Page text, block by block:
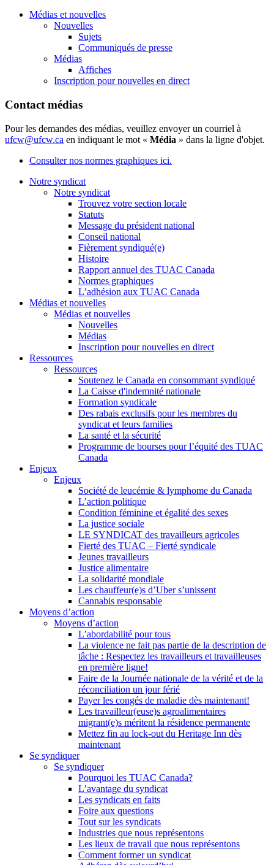
Médias et nouvelles
Nouvelles
Sujets
Communiqués de presse
Médias
Affiches
Inscription pour nouvelles en direct
Contact médias
Pour les demandes des médias, veuillez envoyer un courriel à
ufcw@ufcw.ca en indiquant le mot « Média » dans la ligne d'objet.
Consulter nos normes graphiques ici.
Notre syndicat
Notre syndicat
Trouvez votre section locale
Statuts
Message du président national
Conseil national
Fièrement syndiqué(e)
Histoire
Rapport annuel des TUAC Canada
Normes graphiques
L’adhésion aux TUAC Canada
Médias et nouvelles
Médias et nouvelles
Nouvelles
Médias
Inscription pour nouvelles en direct
Ressources
Ressources
Soutenez le Canada en consommant syndiqué
La Caisse d'indemnité nationale
Formation syndicale
Des rabais exclusifs pour les membres du
syndicat et leurs families
La santé et la sécurité
Programme de bourses pour l’équité des TUAC
Canada
Enjeux
Enjeux
Société de leucémie & lymphome du Canada
L’action politique
Condition féminine et égalité des sexes
La justice sociale
LE SYNDICAT des travailleurs agricoles
Fierté des TUAC – Fierté syndicale
Jeunes travailleurs
Justice alimentaire
La solidarité mondiale
Les chauffeur(e)s d’Uber s’unissent
Cannabis responsable
Moyens d’action
Moyens d’action
L’abordabilité pour tous
La violence ne fait pas partie de la description de
tâche : Respectez les travailleurs et travailleuses
en première ligne!
Faire de la Journée nationale de la vérité et de la
réconciliation un jour férié
Payer les congés de maladie dès maintenant!
Les travailleur(euse)s agroalimentaires
migrant(e)s méritent la résidence permanente
Mettez fin au lock-out du Heritage Inn dès
maintenant
Se syndiquer
Se syndiquer
Pourquoi les TUAC Canada?
L’avantage du syndicat
Les syndicats en faits
Foire aux questions
Tout sur les syndicats
Industries que nous représentons
Les lieux de travail que nous représentons
Comment former un syndicat